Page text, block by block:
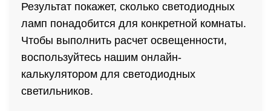
Результат покажет, сколько светодиодных
ламп понадобится для конкретной комнаты.
Чтобы выполнить расчет освещенности,
воспользуйтесь нашим онлайн-
калькулятором для светодиодных
светильников.